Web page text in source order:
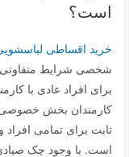
است؟
خرید اقساطی
شخصی شرایط متفاوتی
برای افراد عادی با
کارمندان بخش خصوصی
ثابت برای تمامی
است. با وجود چک